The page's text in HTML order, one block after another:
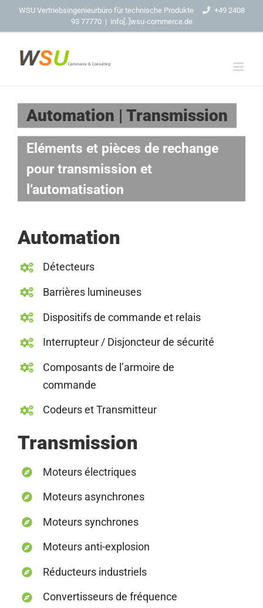
WSU Vertriebsingenieurbüro für technische Produkte
+49 2408
93 77770 | info[..]wsu-commerce.de
Automation | Transmission
Eléments et pièces de rechange
pour transmission et
l’automatisation
Automation
Détecteurs
Barrières lumineuses
Dispositifs de commande et relais
Interrupteur / Disjoncteur de sécurité
Composants de l’armoire de
commande
Codeurs et Transmitteur
Transmission
Moteurs électriques
Moteurs asynchrones
Moteurs synchrones
Moteurs anti-explosion
Réducteurs industriels
Convertisseurs de fréquence